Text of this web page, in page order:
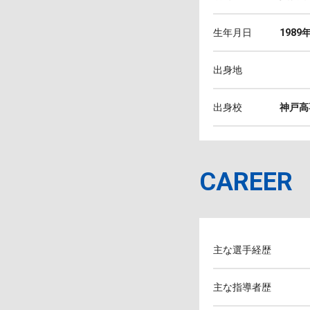
生年月日 1989
出身地
出身校 神戸
CAREER
主な選手経歴
主な指導者歴